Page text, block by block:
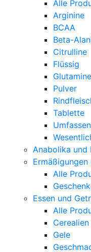
Alle
Arginine
BCAA
Beta-
Citrulline
Flüssig
Glutamine
Pulver
Tablette
Anabolika und
Alle
Essen und
Alle
Gele